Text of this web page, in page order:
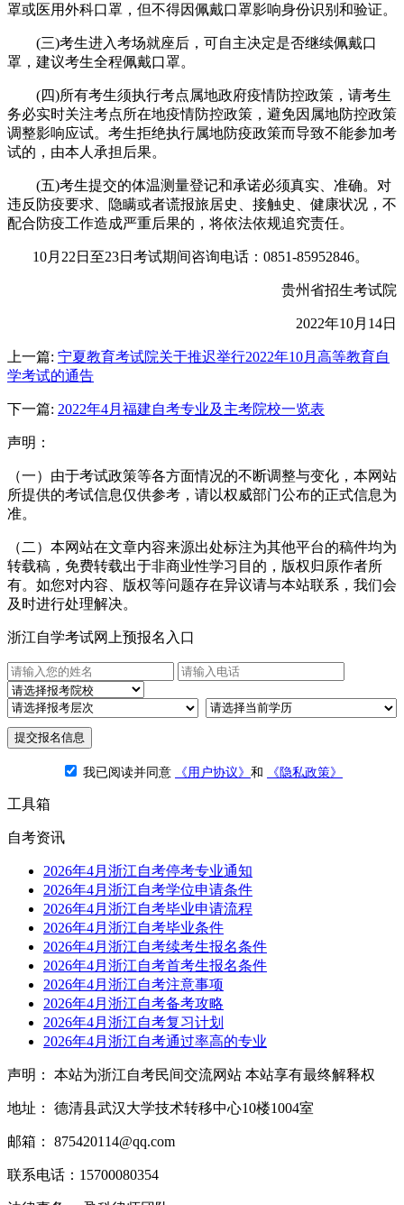
罩或医用外科口罩，但不得因佩戴口罩影响身份识别和验证。
(三)考生进入考场就座后，可自主决定是否继续佩戴口
罩，建议考生全程佩戴口罩。
(四)所有考生须执行考点属地政府疫情防控政策，请考生
务必实时关注考点所在地疫情防控政策，避免因属地防控政策
调整影响应试。考生拒绝执行属地防疫政策而导致不能参加考
试的，由本人承担后果。
(五)考生提交的体温测量登记和承诺必须真实、准确。对
违反防疫要求、隐瞒或者谎报旅居史、接触史、健康状况，不
配合防疫工作造成严重后果的，将依法依规追究责任。
10月22日至23日考试期间咨询电话：0851-85952846。
贵州省招生考试院
2022年10月14日
上一篇: 宁夏教育考试院关于推迟举行2022年10月高等教育自
学考试的通告
下一篇: 2022年4月福建自考专业及主考院校一览表
声明：
（一）由于考试政策等各方面情况的不断调整与变化，本网站
所提供的考试信息仅供参考，请以权威部门公布的正式信息为
准。
（二）本网站在文章内容来源出处标注为其他平台的稿件均为
转载稿，免费转载出于非商业性学习目的，版权归原作者所
有。如您对内容、版权等问题存在异议请与本站联系，我们会
及时进行处理解决。
浙江自学考试网上预报名入口
提交报名信息
我已阅读并同意 《用户协议》 和 《隐私政策》
工具箱
自考资讯
2026年4月浙江自考停考专业通知
2026年4月浙江自考学位申请条件
2026年4月浙江自考毕业申请流程
2026年4月浙江自考毕业条件
2026年4月浙江自考续考生报名条件
2026年4月浙江自考首考生报名条件
2026年4月浙江自考注意事项
2026年4月浙江自考备考攻略
2026年4月浙江自考复习计划
2026年4月浙江自考通过率高的专业
声明： 本站为浙江自考民间交流网站 本站享有最终解释权
地址： 德清县武汉大学技术转移中心10楼1004室
邮箱： 875420114@qq.com
联系电话：15700080354